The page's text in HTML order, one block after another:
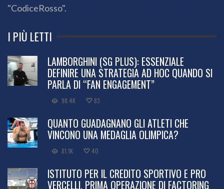
"CodiceRosso".
I PIÙ LETTI
LAMBORGHINI (SG PLUS): ESSENZIALE
DEFINIRE UNA STRATEGIA AD HOC QUANDO SI
PARLA DI “FAN ENGAGEMENT”
98.4K 83
QUANTO GUADAGNANO GLI ATLETI CHE
VINCONO UNA MEDAGLIA OLIMPICA?
81.1K 40
ISTITUTO PER IL CREDITO SPORTIVO E PRO
VERCELLI, PRIMA OPERAZIONE DI FACTORING